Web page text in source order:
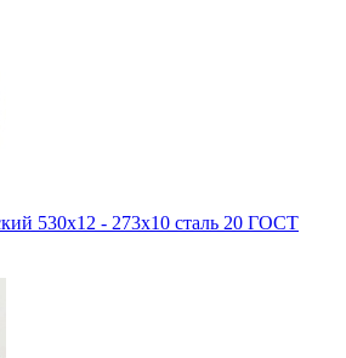
530х12 - 273х10 сталь 20 ГОСТ